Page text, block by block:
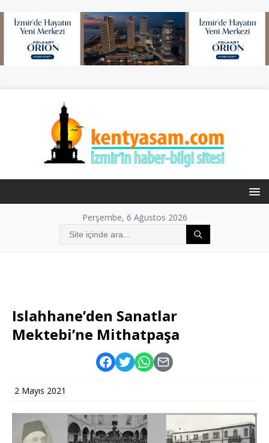
Perşembe, 6 Ağustos 2026
Islahhane’den Sanatlar
Mektebi’ne Mithatpaşa
2 Mayıs 2021